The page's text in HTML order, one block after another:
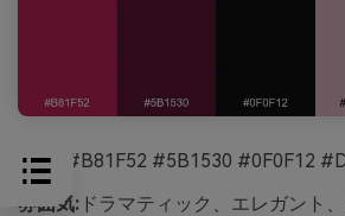
HEX:
#B81F52 #5B1530 #0F0F12
雰囲気: ドラマティック、エレガント